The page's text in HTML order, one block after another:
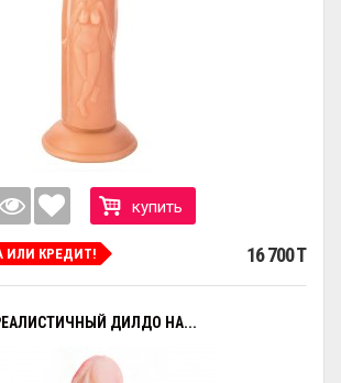
купить
ИЛИ КРЕДИТ! 16 700 T
ДИЛДО НА...